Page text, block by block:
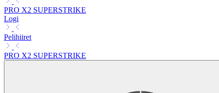
PRO X2 SUPERSTRIKE
Logi
Pelihiiret
PRO X2 SUPERSTRIKE